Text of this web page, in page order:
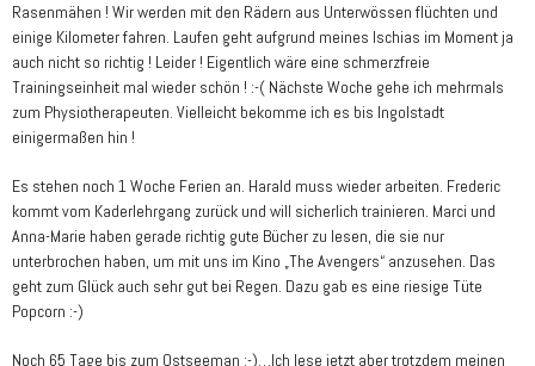
Rasenmähen ! Wir werden mit den Rädern aus Unterwössen flüchten und
einige Kilometer fahren. Laufen geht aufgrund meines Ischias im Moment ja
auch nicht so richtig ! Leider ! Eigentlich wäre eine schmerzfreie
Trainingseinheit mal wieder schön ! :-( Nächste Woche gehe ich mehrmals
zum Physiotherapeuten. Vielleicht bekomme ich es bis Ingolstadt
einigermaßen hin !
Es stehen noch 1 Woche Ferien an. Harald muss wieder arbeiten. Frederic
kommt vom Kaderlehrgang zurück und will sicherlich trainieren. Marci und
Anna-Marie haben gerade richtig gute Bücher zu lesen, die sie nur
unterbrochen haben, um mit uns im Kino „The Avengers“ anzusehen. Das
geht zum Glück auch sehr gut bei Regen. Dazu gab es eine riesige Tüte
Popcorn :-)
Noch 65 Tage bis zum Ostseeman :-)…Ich lese jetzt aber trotzdem meinen